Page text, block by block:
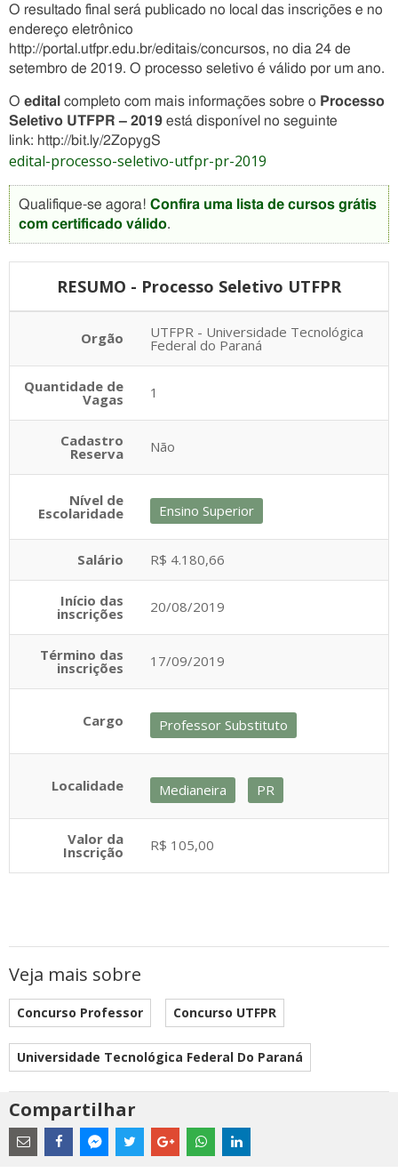
O resultado final será publicado no local das inscrições e no
endereço eletrônico
http://portal.utfpr.edu.br/editais/concursos, no dia 24 de
setembro de 2019. O processo seletivo é válido por um ano.
O edital completo com mais informações sobre o Processo
Seletivo UTFPR – 2019 está disponível no seguinte
link: http://bit.ly/2ZopygS
edital-processo-seletivo-utfpr-pr-2019
Qualifique-se agora! Confira uma lista de cursos grátis
com certificado válido.
RESUMO - Processo Seletivo UTFPR
Orgão UTFPR - Universidade Tecnológica
Federal do Paraná
Quantidade de
Vagas 1
Cadastro
Reserva Não
Nível de
Escolaridade Ensino Superior
Salário R$ 4.180,66
Início das
inscrições 20/08/2019
Término das
inscrições 17/09/2019
Cargo Professor Substituto
Localidade Medianeira PR
Valor da
Inscrição R$ 105,00
Veja mais sobre
Concurso Professor Concurso UTFPR
Universidade Tecnológica Federal Do Paraná
Compartilhar
Estes
são
links
externos